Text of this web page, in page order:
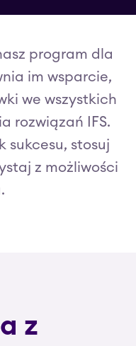
program dla
im wsparcie,
we wszystkich
rozwiązań IFS.
sukcesu, stosuj
z możliwości
z